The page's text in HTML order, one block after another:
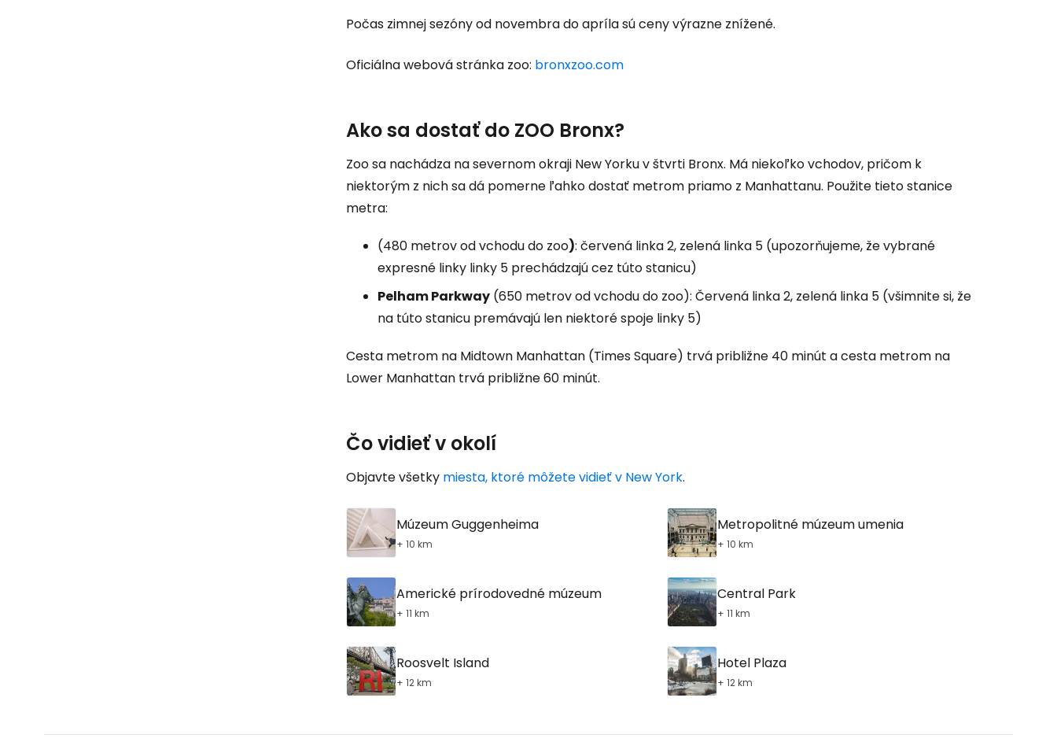
Počas zimnej sezóny od novembra do apríla sú ceny výrazne znížené.
Oficiálna webová stránka zoo: bronxzoo.com
Ako sa dostať do ZOO Bronx?
Zoo sa nachádza na severnom okraji New Yorku v štvrti Bronx. Má niekoľko vchodov, pričom k
niektorým z nich sa dá pomerne ľahko dostať metrom priamo z Manhattanu. Použite tieto stanice
metra:
(480 metrov od vchodu do zoo): červená linka 2, zelená linka 5 (upozorňujeme, že vybrané
expresné linky linky 5 prechádzajú cez túto stanicu)
Pelham Parkway (650 metrov od vchodu do zoo): Červená linka 2, zelená linka 5 (všimnite si, že
na túto stanicu premávajú len niektoré spoje linky 5)
Cesta metrom na Midtown Manhattan (Times Square) trvá približne 40 minút a cesta metrom na
Lower Manhattan trvá približne 60 minút.
Čo vidieť v okolí
Objavte všetky miesta, ktoré môžete vidieť v New York.
Múzeum Guggenheima
+ 10 km
Metropolitné múzeum umenia
+ 10 km
Americké prírodovedné múzeum
+ 11 km
Central Park
+ 11 km
Roosvelt Island
+ 12 km
Hotel Plaza
+ 12 km